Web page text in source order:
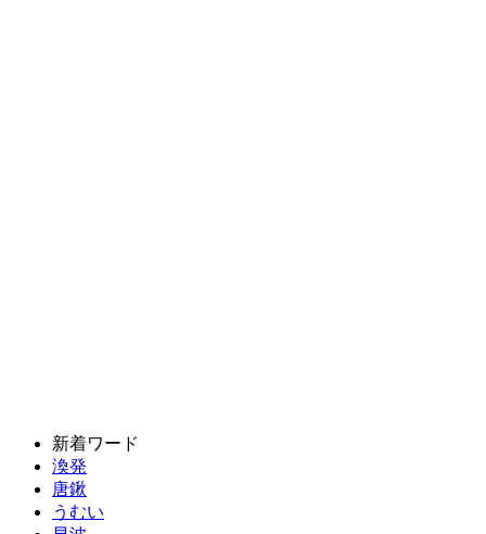
新着ワード
渙発
唐鍬
うむい